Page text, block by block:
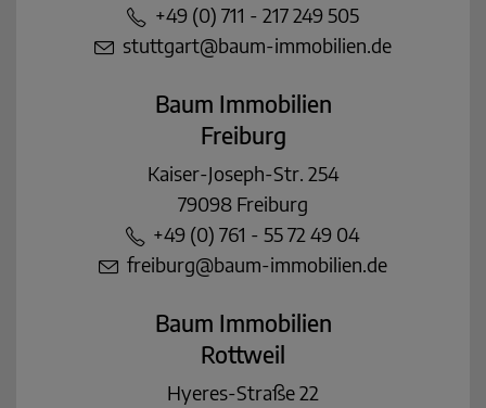
+49 (0) 711 - 217 249 505
stuttgart@baum-immobilien.de
Baum Immobilien
Freiburg
Kaiser-Joseph-Str. 254
79098 Freiburg
+49 (0) 761 - 55 72 49 04
freiburg@baum-immobilien.de
Baum Immobilien
Rottweil
Hyeres-Straße 22